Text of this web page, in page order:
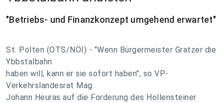
"Betriebs- und Finanzkonzept umgehend erwartet"
St. Pölten (OTS/NÖI) - "Wenn Bürgermeister Gratzer die
Ybbstalbahn
haben will, kann er sie sofort haben", so VP-
Verkehrslandesrat Mag.
Johann Heuras auf die Forderung des Hollensteiner